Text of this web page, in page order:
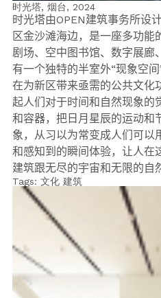
时光塔, 烟台, 2024
时光塔由OPEN建筑事务所设
区金沙滩海边，是一座多功能
剧场、空中图书馆、数字展廊
有一个独特的半室外“现象空间”
在为新区带来亟需的公共文化
起人们对于时间和自然现象的
和容器，把日月星辰的运动和
象，从习以为常变成人们可以
和感知到的瞬间体验，让人在
建筑跟无尽的宇宙和无限的自
Tags: 文化 建筑